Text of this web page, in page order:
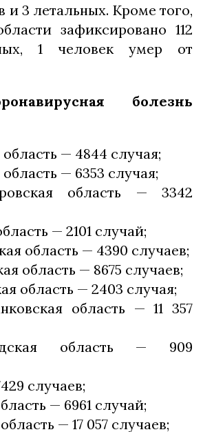
и 3 летальных. Кроме того,
зафиксировано 112
1 человек умер от
болезнь
— 4844 случая;
— 6353 случая;
область — 3342
— 2101 случай;
область — 4390 случаев;
область — 8675 случаев;
область — 2403 случая;
область — 11 357
область — 909
случаев;
— 6961 случай;
— 17 057 случаев;